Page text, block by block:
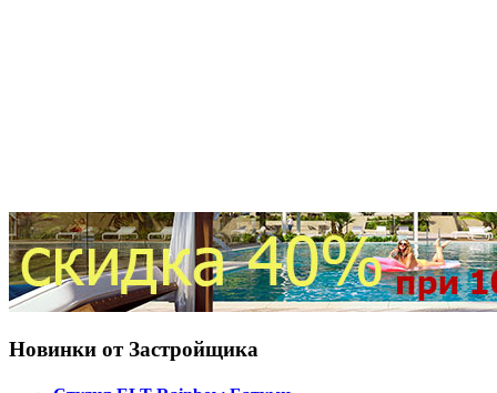
Новинки от Застройщика